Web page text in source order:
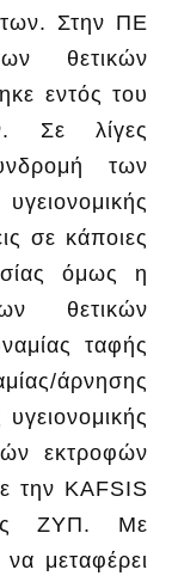
Στην ΠΕ
θετικών
εντός του
Σε λίγες
των
σε κάποιες
όμως η
θετικών
ταφής
άρνησης
εκτροφών
την KAFSIS
ΖΥΠ. Με
μεταφέρει